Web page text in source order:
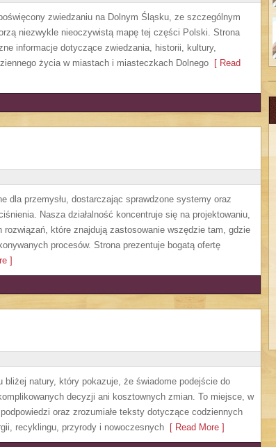
zwiedzaniu na Dolnym Śląsku, ze szczególnym
niezwykle nieoczywistą mapę tej części Polski. Strona
informacje dotyczące zwiedzania, historii, kultury,
życia w miastach i miasteczkach Dolnego [ Read
dla przemysłu, dostarczając sprawdzone systemy oraz
Nasza działalność koncentruje się na projektowaniu,
które znajdują zastosowanie wszędzie tam, gdzie
procesów. Strona prezentuje bogatą ofertę
]
bliżej natury, który pokazuje, że świadome podejście do
decyzji ani kosztownych zmian. To miejsce, w
oraz zrozumiałe teksty dotyczące codziennych
recyklingu, przyrody i nowoczesnych [ Read More ]